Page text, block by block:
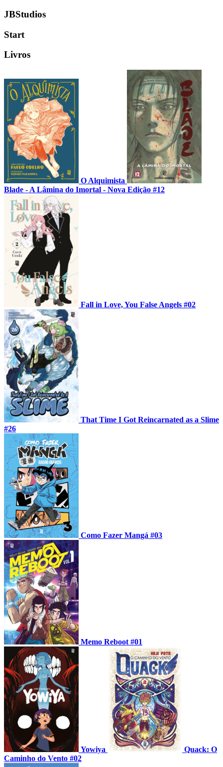
JBStudios
Start
Livros
O Alquimista
Blade - A Lâmina do Imortal - Nova Edição #12
Fall in Love, You False Angels #02
That Time I Got Reincarnated as a Slime
#26
Como Fazer Mangá #03
Memo Reboot #01
Yowiya
Quack: O
Caminho do Vento #02